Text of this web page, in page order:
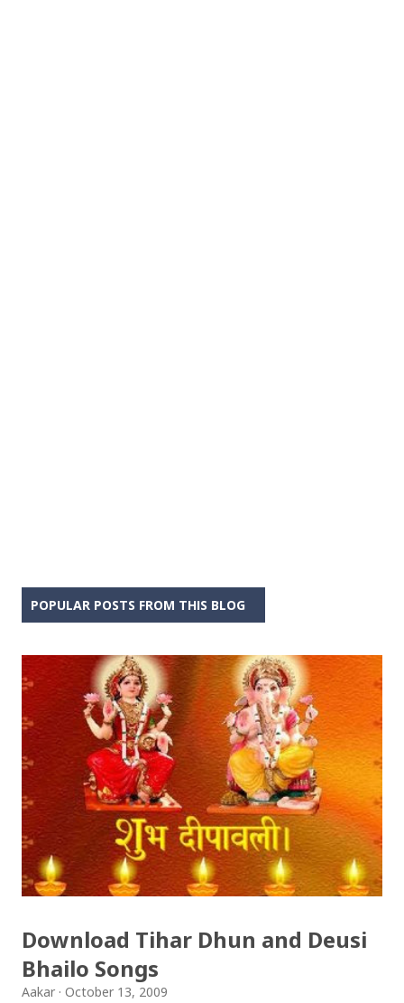
POPULAR POSTS FROM THIS BLOG
Download Tihar Dhun and Deusi
Bhailo Songs
Aakar October 13, 2009